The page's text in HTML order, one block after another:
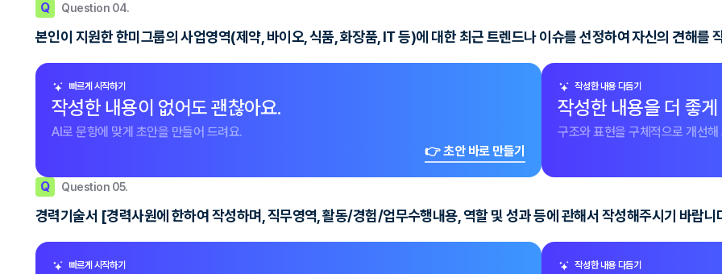
Q Question 04.
본인이 지원한 한미그룹의 사업영역(제약, 바이오, 식품, 화장품, IT 등)에 대한 최근 트렌드나 이슈를 선정하여 자신의 견해를
빠르게 시작하기
작성한 내용이 없어도 괜찮아요.
AI로 문항에 맞게 초안을 만들어 드려요.
👉 초안 바로 만들기
작성한 내용 다듬기
작성한 내용을 더 좋
구조와 표현을 구체적으로 개선해
Q Question 05.
경력기술서 [경력사원에 한하여 작성하며, 직무영역, 활동/경험/업무수행내용, 역할 및 성과 등에 관해서 작성해주시기 바랍니
빠르게 시작하기 작성한 내용 다듬기